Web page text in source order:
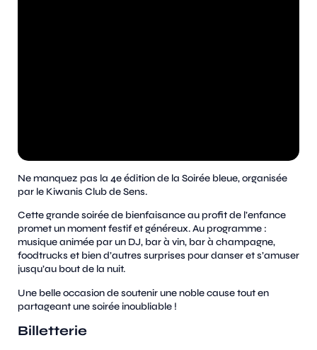
Ne manquez pas la 4e édition de la Soirée bleue, organisée
par le Kiwanis Club de Sens.
Cette grande soirée de bienfaisance au profit de l’enfance
promet un moment festif et généreux. Au programme :
musique animée par un DJ, bar à vin, bar à champagne,
foodtrucks et bien d’autres surprises pour danser et s’amuser
jusqu’au bout de la nuit.
Une belle occasion de soutenir une noble cause tout en
partageant une soirée inoubliable !
Billetterie